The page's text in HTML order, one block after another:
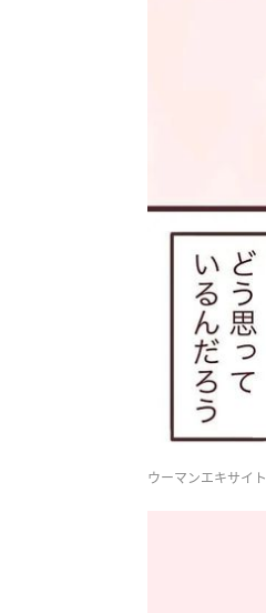
ウーマンエキサイト